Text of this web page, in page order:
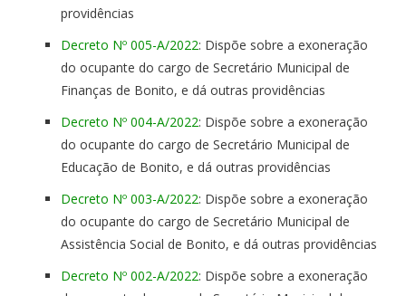
providências
Decreto Nº 005-A/2022: Dispõe sobre a exoneração
do ocupante do cargo de Secretário Municipal de
Finanças de Bonito, e dá outras providências
Decreto Nº 004-A/2022: Dispõe sobre a exoneração
do ocupante do cargo de Secretário Municipal de
Educação de Bonito, e dá outras providências
Decreto Nº 003-A/2022: Dispõe sobre a exoneração
do ocupante do cargo de Secretário Municipal de
Assistência Social de Bonito, e dá outras providências
Decreto Nº 002-A/2022: Dispõe sobre a exoneração